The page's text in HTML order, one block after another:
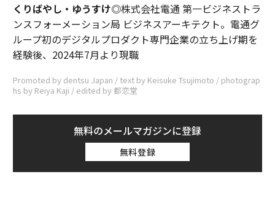
くりばやし・ゆうすけ◎株式会社電通 第一ビジネストラ
ンスフォーメーション局 ビジネスアーキテクト。電通グ
ループ初のデジタルプロダクト専門企業の立ち上げ期を
経験後、2024年7月より現職
Promoted by dentsu Japan / text by Keisuke Tsujimoto / photograp
hs by Reiya Kaji / edited by 都恋堂
無料のメールマガジンに登録
無料登録